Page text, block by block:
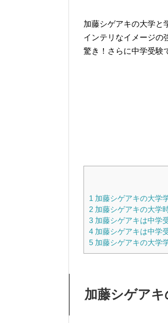
加藤シゲアキの大学と
インテリなイメージの
驚き！さらに中学受験
1 加藤シゲアキの大学
2 加藤シゲアキの大学
3 加藤シゲアキは中学
4 加藤シゲアキは中学
5 加藤シゲアキの大学
加藤シゲアキ